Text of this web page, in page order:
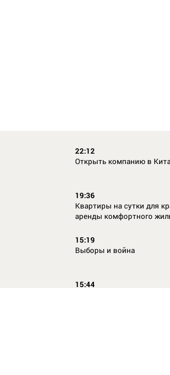
22:12
Открыть компанию в
19:36
Квартиры на сутки для
аренды комфортного
15:19
Выборы и война
15:44